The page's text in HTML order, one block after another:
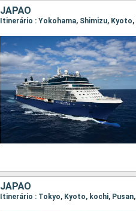
JAPÃO
Itinerário : Yokohama, Shimizu,
JAPÃO
Itinerário : Tokyo, Kyoto, kochi,